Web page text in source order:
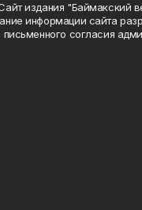
издания "Баймакский
информации сайта
письменного согласия